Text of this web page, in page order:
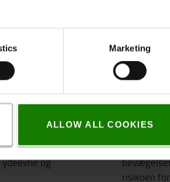
Marketing
ALLOW ALL COOKIES
shuttles og
og
risikoen